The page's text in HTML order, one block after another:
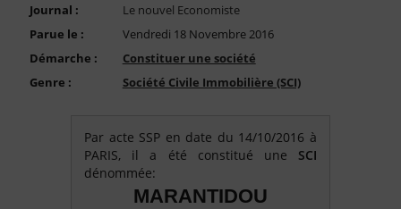
Journal :
Le nouvel Economiste
Parue le :
Vendredi 18 Novembre 2016
Démarche :
Constituer une société
Genre :
Société Civile Immobilière (SCI)
Par acte SSP en date du 14/10/2016 à
PARIS, il a été constitué une SCI
dénommée:
MARANTIDOU